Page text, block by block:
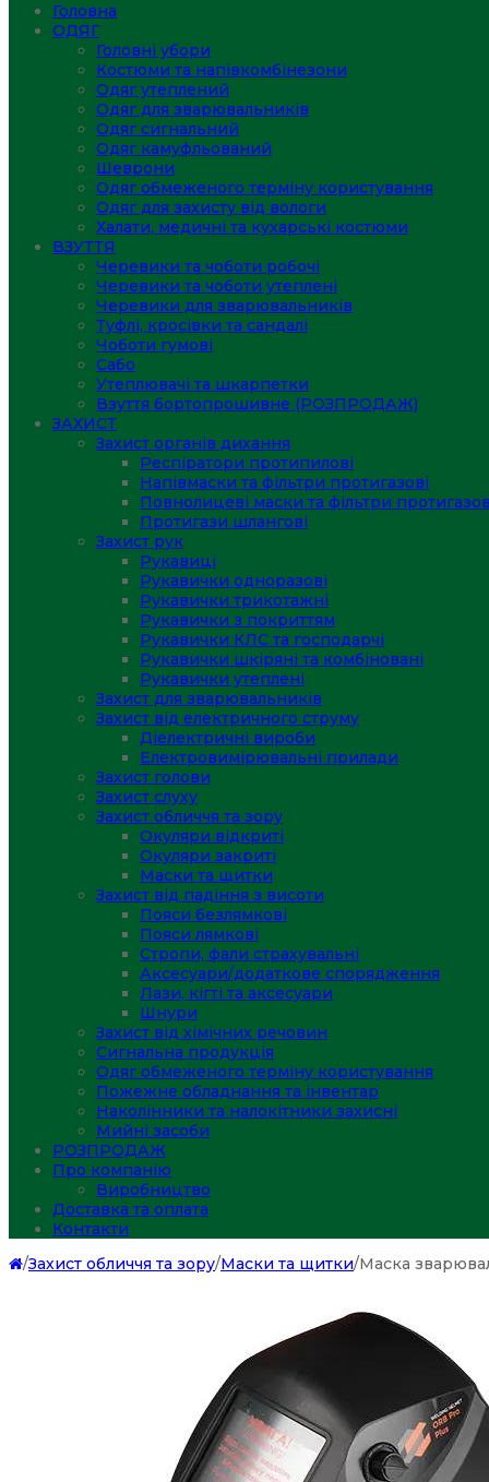
Головна
ОДЯГ
Головні убори
Костюми та напівкомбінезони
Одяг утеплений
Одяг для зварювальників
Одяг сигнальний
Одяг камуфльований
Шеврони
Одяг обмеженого терміну користування
Одяг для захисту від вологи
Халати, медичні та кухарські костюми
ВЗУТТЯ
Черевики та чоботи робочі
Черевики та чоботи утеплені
Черевики для зварювальників
Туфлі, кросівки та сандалі
Чоботи гумові
Сабо
Утеплювачі та шкарпетки
Взуття бортопрошивне (РОЗПРОДАЖ)
ЗАХИСТ
Захист органів дихання
Респіратори протипилові
Напівмаски та фільтри протигазові
Повнолицеві маски та фільтри
Протигази шлангові
Захист рук
Рукавиці
Рукавички одноразові
Рукавички трикотажні
Рукавички з покриттям
Рукавички КЛС та господарчі
Рукавички шкіряні та комбіновані
Рукавички утеплені
Захист для зварювальників
Захист від електричного струму
Діелектричні вироби
Електровимірювальні прилади
Захист голови
Захист слуху
Захист обличчя та зору
Окуляри відкриті
Окуляри закриті
Маски та щитки
Захист від падіння з висоти
Пояси безлямкові
Пояси лямкові
Стропи, фали страхувальні
Аксесуари/додаткове спорядження
Лази, кігті та аксесуари
Шнури
Захист від хімічних речовин
Сигнальна продукція
Одяг обмеженого терміну користування
Пожежне обладнання та інвентар
Наколінники та налокітники захисні
Мийні засоби
РОЗПРОДАЖ
Про компанію
Виробництво
Доставка та оплата
Контакти
/Захист обличчя та зору/Маски та щитки/Маска